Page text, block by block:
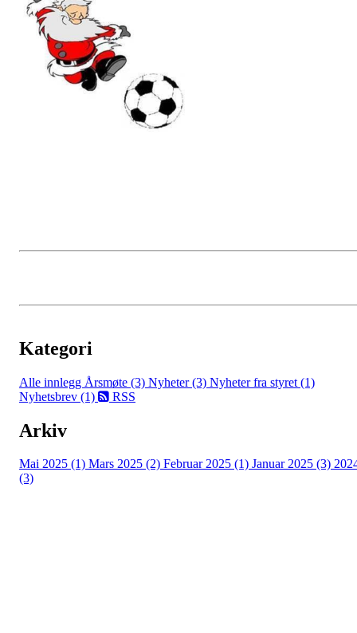
Kategori
Alle innlegg Årsmøte (3) Nyheter (3) Nyheter fra styret (1)
Nyhetsbrev (1)
RSS
Arkiv
Mai 2025 (1) Mars 2025 (2) Februar 2025 (1) Januar 2025 (3)
(3)